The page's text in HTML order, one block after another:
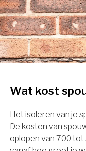
Wat kost
Het isoleren van je
De kosten van
oplopen van 700 tot